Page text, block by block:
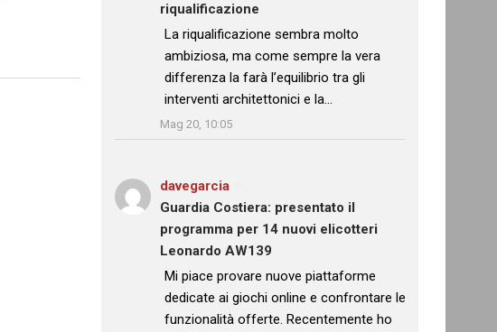
riqualificazione
: “La riqualificazione sembra molto
ambiziosa, ma come sempre la vera
differenza la farà l’equilibrio tra gli
interventi architettonici e la…
Mag 20, 10:05
davegarcia
Guardia Costiera: presentato il
programma per 14 nuovi elicotteri
Leonardo AW139
: “
Mi piace provare nuove piattaforme
dedicate ai giochi online e confrontare le
funzionalità offerte. Recentemente ho